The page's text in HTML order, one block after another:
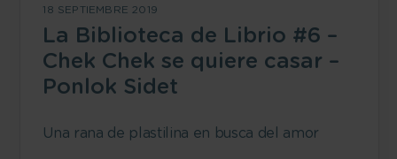
18 SEPTIEMBRE 2019
La Biblioteca de Librio #6 –
Chek Chek se quiere casar –
Ponlok Sidet
Una rana de plastilina en busca del amor